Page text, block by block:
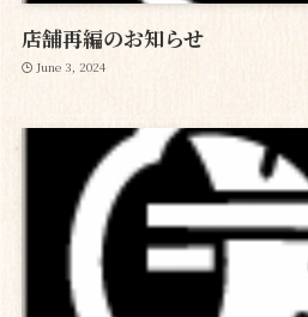
店舗再編のお知らせ
June 3, 2024